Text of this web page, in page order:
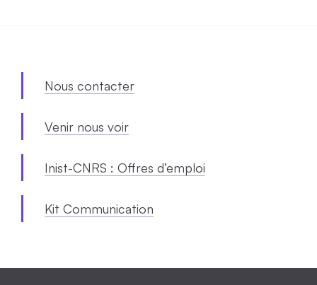
Nous contacter
Venir nous voir
Inist-CNRS : Offres d’emploi
Kit Communication